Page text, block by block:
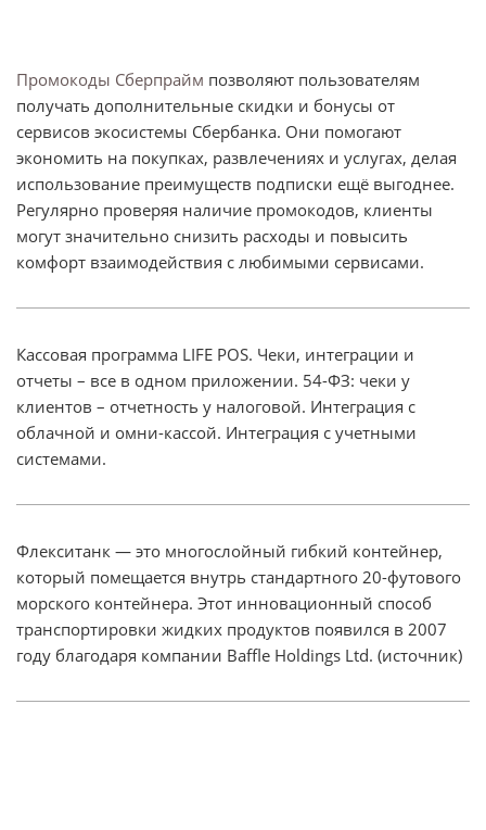
Промокоды Сберпрайм позволяют пользователям
получать дополнительные скидки и бонусы от
сервисов экосистемы Сбербанка. Они помогают
экономить на покупках, развлечениях и услугах, делая
использование преимуществ подписки ещё выгоднее.
Регулярно проверяя наличие промокодов, клиенты
могут значительно снизить расходы и повысить
комфорт взаимодействия с любимыми сервисами.
Кассовая программа LIFE POS. Чеки, интеграции и
отчеты – все в одном приложении. 54-ФЗ: чеки у
клиентов – отчетность у налоговой. Интеграция с
облачной и омни-кассой. Интеграция с учетными
системами.
Флекситанк — это многослойный гибкий контейнер,
который помещается внутрь стандартного 20-футового
морского контейнера. Этот инновационный способ
транспортировки жидких продуктов появился в 2007
году благодаря компании Baffle Holdings Ltd. (источник)